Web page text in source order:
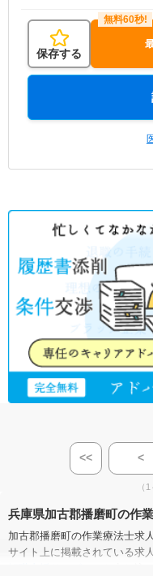
保存する
<< <
（
兵庫県加古郡播磨町の作
加古郡播磨町の作業療法士求
サイト上に掲載されている求
にお申し込